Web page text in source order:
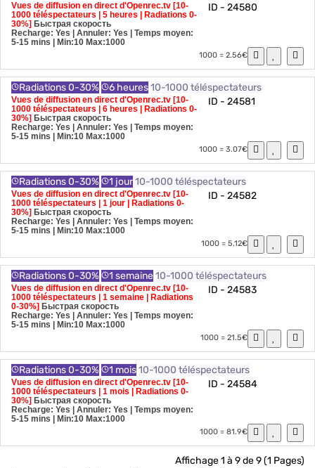
Vues de diffusion en direct d'Openrec.tv [10-
1000 téléspectateurs | 5 heures | Radiations 0-
30%] Быстрая скорость
Recharge: Yes | Annuler: Yes | Temps moyen:
5-15 mins
| Min:10 Max:1000
ID - 24580
1000 = 2.56€
Radiations 0-30% 6 heures10-1000 téléspectateurs
Vues de diffusion en direct d'Openrec.tv [10-
1000 téléspectateurs | 6 heures | Radiations 0-
30%] Быстрая скорость
Recharge: Yes | Annuler: Yes | Temps moyen:
5-15 mins
| Min:10 Max:1000
ID - 24581
1000 = 3.07€
Radiations 0-30% 1 jour10-1000 téléspectateurs
Vues de diffusion en direct d'Openrec.tv [10-
1000 téléspectateurs | 1 jour | Radiations 0-
30%] Быстрая скорость
Recharge: Yes | Annuler: Yes | Temps moyen:
5-15 mins
| Min:10 Max:1000
ID - 24582
1000 = 5.12€
Radiations 0-30% 1 semaine10-1000 téléspectateurs
Vues de diffusion en direct d'Openrec.tv [10-
1000 téléspectateurs | 1 semaine | Radiations
0-30%] Быстрая скорость
Recharge: Yes | Annuler: Yes | Temps moyen:
5-15 mins
| Min:10 Max:1000
ID - 24583
1000 = 21.5€
Radiations 0-30% 1 mois10-1000 téléspectateurs
Vues de diffusion en direct d'Openrec.tv [10-
1000 téléspectateurs | 1 mois | Radiations 0-
30%] Быстрая скорость
Recharge: Yes | Annuler: Yes | Temps moyen:
5-15 mins
| Min:10 Max:1000
ID - 24584
1000 = 81.9€
Affichage 1 à 9 de 9 (1 Pages)